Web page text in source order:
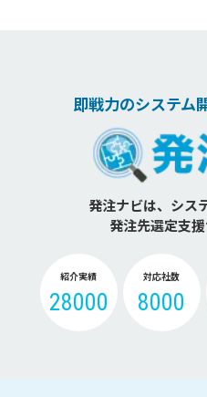
即戦力のシステム
発注ナビは、シス
発注先選定支援
紹介実績
28000
対応社数
8000